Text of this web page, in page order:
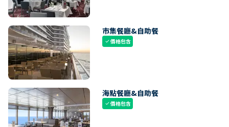
市集餐廳&自助餐
check價格包含
海點餐廳&自助餐
check價格包含